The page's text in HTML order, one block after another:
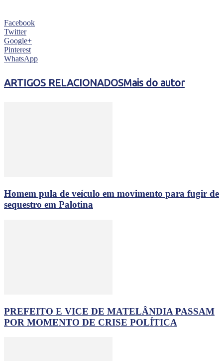
Facebook
Twitter
Google+
Pinterest
WhatsApp
ARTIGOS RELACIONADOSMais do autor
Homem pula de veículo em movimento para fugir de
sequestro em Palotina
PREFEITO E VICE DE MATELÂNDIA PASSAM
POR MOMENTO DE CRISE POLÍTICA